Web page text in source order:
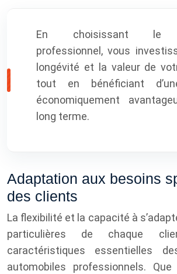
En choisissant le
professionnel, vous
longévité et la valeur de
tout en bénéficiant
économiquement
long terme.
Adaptation aux besoins
des clients
La flexibilité et la capacité à
particulières de chaque
caractéristiques essentielles
automobiles professionnels.